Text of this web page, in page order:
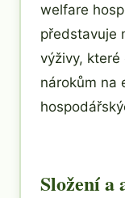
welfare
představuje
výživy, které
nárokům na
Složení